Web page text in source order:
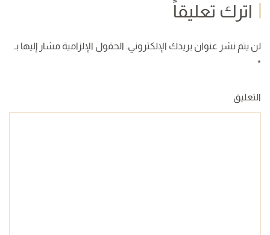
اترك تعليقاً
لن يتم نشر عنوان بريدك الإلكتروني. الحقول الإلزامية مشار إليها بـ
*
التعليق